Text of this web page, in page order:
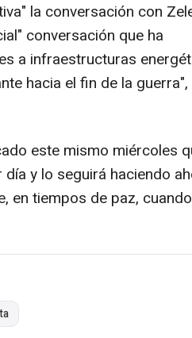
la conversación con
conversación que ha
a infraestructuras
hacia el fin de la guerra",
este mismo miércoles
y lo seguirá haciendo
en tiempos de paz, cuando